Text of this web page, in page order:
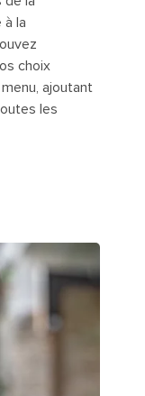
la
choix
ajoutant
les